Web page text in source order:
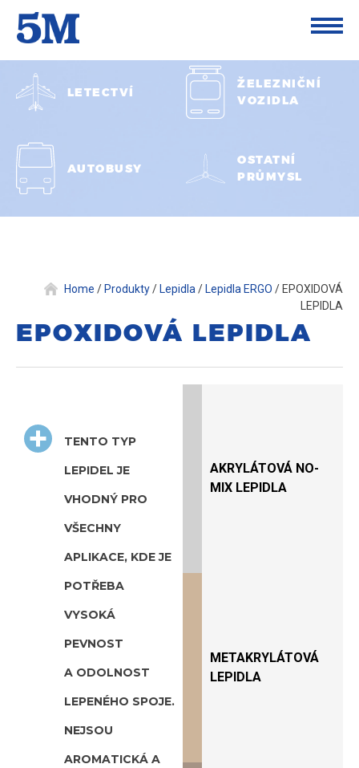
LETECTVÍ
ŽELEZNIČNÍ
VOZIDLA
AUTOBUSY
OSTATNÍ
PRŮMYSL
Home / Produkty/ Lepidla / Lepidla ERGO / EPOXIDOVÁ
LEPIDLA
EPOXIDOVÁ LEPIDLA
TENTO TYP
LEPIDEL JE
VHODNÝ PRO
VŠECHNY
APLIKACE, KDE JE
POTŘEBA
VYSOKÁ
PEVNOST
A ODOLNOST
LEPENÉHO SPOJE.
NEJSOU
AROMATICKÁ A
AKRYLÁTOVÁ NO-
MIX LEPIDLA
METAKRYLÁTOVÁ
LEPIDLA